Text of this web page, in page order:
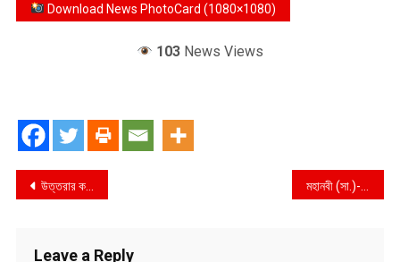
Download News PhotoCard (1080×1080)
103 News Views
Post
উত্তরার কথিত বারে অভিযান ও ডিবির সংবাদ সম্মেলন! যেকোনো জায়গায় অভিযান চালাতে পারে পুলিশ : ডিবি প্রধান মহানবী (সা.)-এর আদর্শ অনুসরণের মধ্যেই সফলতা নিহিত : প্রধানমন্ত্রী
Leave a Reply